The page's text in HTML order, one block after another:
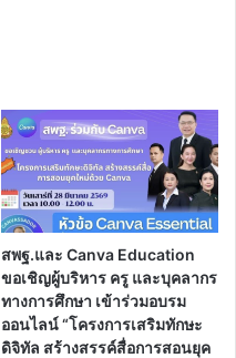
สพฐ.และ Canva Education
ขอเชิญผู้บริหาร ครู และบุคลากร
ทางการศึกษา เข้าร่วมอบรม
ออนไลน์ “โครงการเสริมทักษะ
ดิจิทัล สร้างสรรค์สื่อการสอนยุค